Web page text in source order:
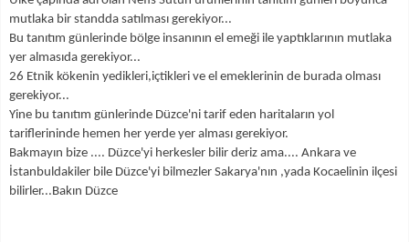
mutlaka bir standda satılması gerekiyor...
Bu tanıtım günlerinde bölge insanının el emeği ile yaptıklarının mutlaka
yer almasıda gerekiyor...
26 Etnik kökenin yedikleri,içtikleri ve el emeklerinin de burada olması
gerekiyor...
Yine bu tanıtım günlerinde Düzce'ni tarif eden haritaların yol
tariflerininde hemen her yerde yer alması gerekiyor.
Bakmayın bize .... Düzce'yi herkesler bilir deriz ama.... Ankara ve
İstanbuldakiler bile Düzce'yi bilmezler Sakarya'nın ,yada Kocaelinin ilçesi
bilirler...Bakın Düzce